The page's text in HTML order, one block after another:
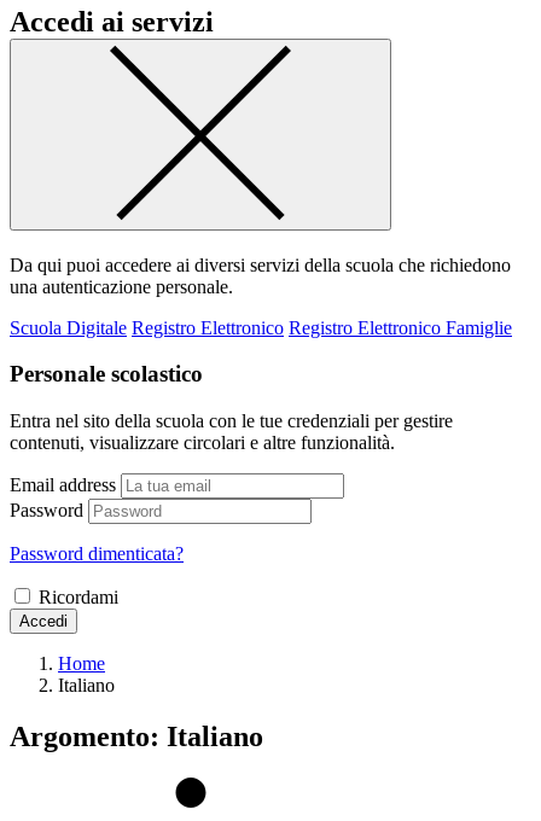
Accedi ai servizi
Da qui puoi accedere ai diversi servizi della scuola che richiedono
una autenticazione personale.
Scuola Digitale Registro Elettronico Registro Elettronico Famiglie
Personale scolastico
Entra nel sito della scuola con le tue credenziali per gestire
contenuti, visualizzare circolari e altre funzionalità.
Email address
Password
Password dimenticata?
Ricordami
Accedi
Home
Italiano
Argomento: Italiano